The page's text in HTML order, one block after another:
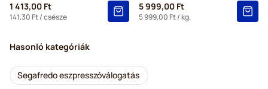
1 413,00 Ft
141,30 Ft/ csésze
5 999,00 Ft
5 999,00 Ft/ kg.
Hasonló kategóriák
Segafredo eszpresszóválogatás